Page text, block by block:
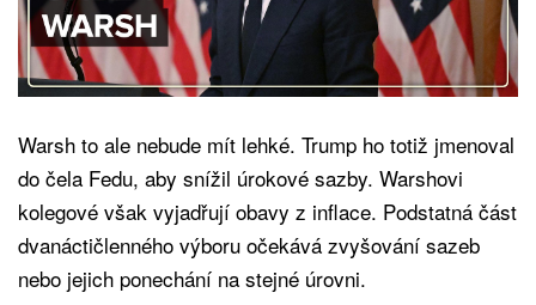
Warsh to ale nebude mít lehké. Trump ho totiž jmenoval
do čela Fedu, aby snížil úrokové sazby. Warshovi
kolegové však vyjadřují obavy z inflace. Podstatná část
dvanáctičlenného výboru očekává zvyšování sazeb
nebo jejich ponechání na stejné úrovni.